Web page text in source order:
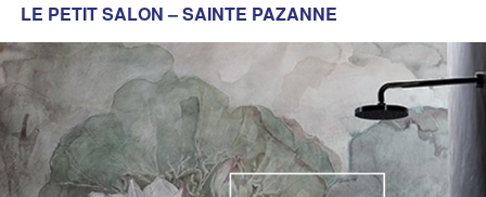
LE PETIT SALON – SAINTE PAZANNE